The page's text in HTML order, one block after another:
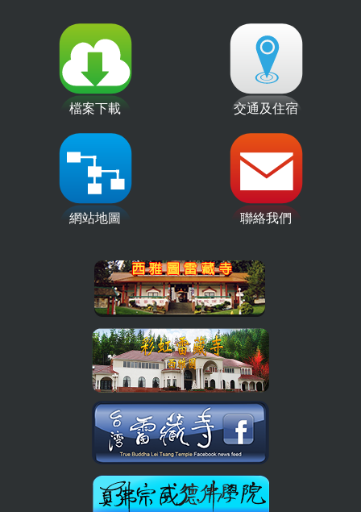
檔案下載 交通及住宿
網站地圖 聯絡我們